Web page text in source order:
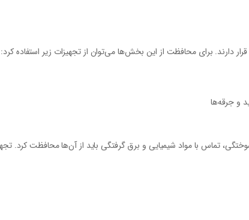
دارند. برای محافظت از این بخش‌ها می‌توان از تجهیزات زیر استفاده کرد:
و جرقه‌ها
تماس با مواد شیمیایی و برق گرفتگی باید از آن‌ها محافظت کرد.